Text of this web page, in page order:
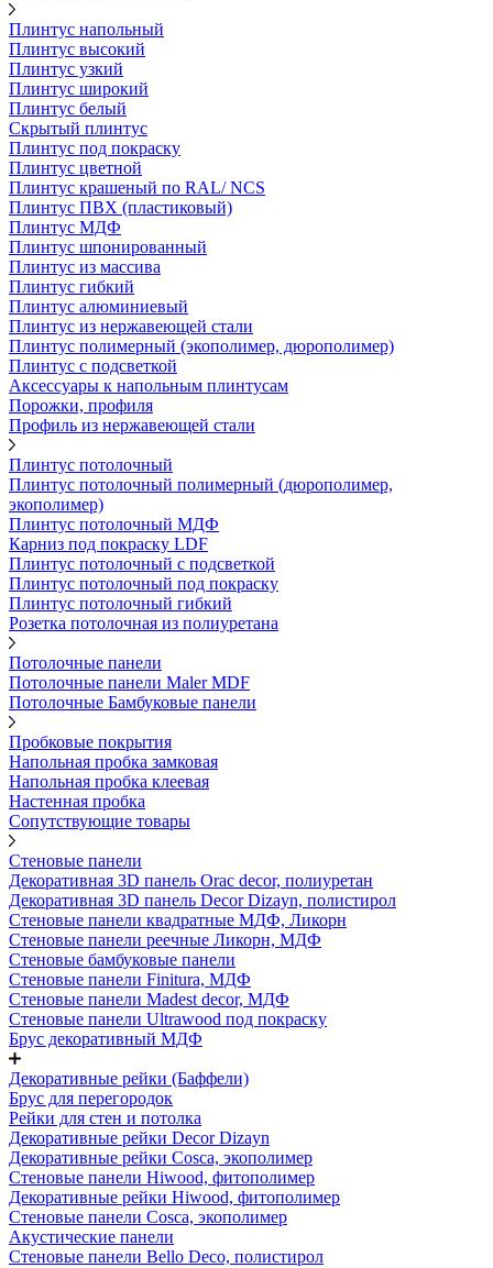
Плинтус напольный
Плинтус высокий
Плинтус узкий
Плинтус широкий
Плинтус белый
Скрытый плинтус
Плинтус под покраску
Плинтус цветной
Плинтус крашеный по RAL/ NCS
Плинтус ПВХ (пластиковый)
Плинтус МДФ
Плинтус шпонированный
Плинтус из массива
Плинтус гибкий
Плинтус алюминиевый
Плинтус из нержавеющей стали
Плинтус полимерный (экополимер, дюрополимер)
Плинтус с подсветкой
Аксессуары к напольным плинтусам
Порожки, профиля
Профиль из нержавеющей стали
Плинтус потолочный
Плинтус потолочный полимерный (дюрополимер,
экополимер)
Плинтус потолочный МДФ
Карниз под покраску LDF
Плинтус потолочный с подсветкой
Плинтус потолочный под покраску
Плинтус потолочный гибкий
Розетка потолочная из полиуретана
Потолочные панели
Потолочные панели Maler MDF
Потолочные Бамбуковые панели
Пробковые покрытия
Напольная пробка замковая
Напольная пробка клеевая
Настенная пробка
Сопутствующие товары
Стеновые панели
Декоративная 3D панель Orac decor, полиуретан
Декоративная 3D панель Decor Dizayn, полистирол
Стеновые панели квадратные МДФ, Ликорн
Стеновые панели реечные Ликорн, МДФ
Стеновые бамбуковые панели
Стеновые панели Finitura, МДФ
Стеновые панели Madest decor, МДФ
Стеновые панели Ultrawood под покраску
Брус декоративный МДФ
Декоративные рейки (Баффели)
Брус для перегородок
Рейки для стен и потолка
Декоративные рейки Decor Dizayn
Декоративные рейки Cosca, экополимер
Стеновые панели Hiwood, фитополимер
Декоративные рейки Hiwood, фитополимер
Стеновые панели Cosca, экополимер
Акустические панели
Стеновые панели Bello Deco, полистирол